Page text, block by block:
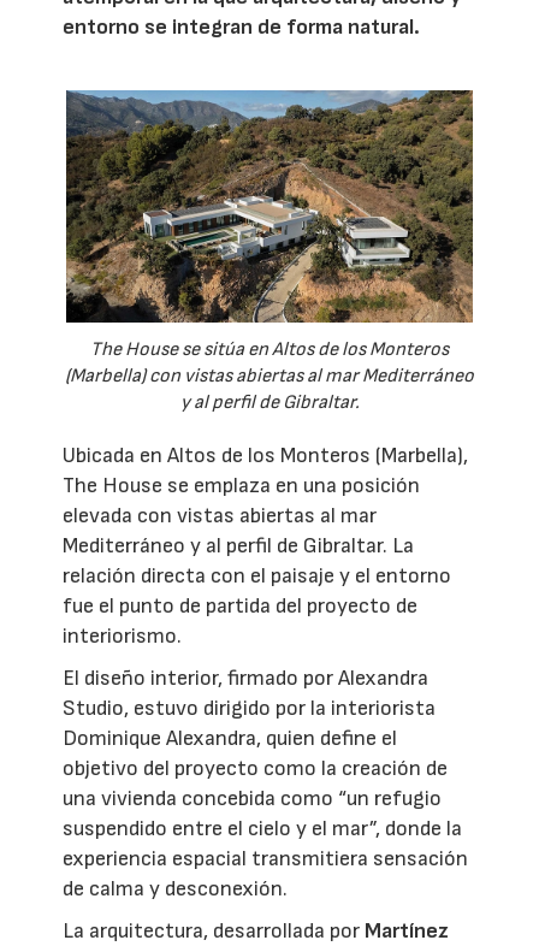
entorno se integran de forma natural.
The House se sitúa en Altos de los Monteros
(Marbella) con vistas abiertas al mar Mediterráneo
y al perfil de Gibraltar.
Ubicada en Altos de los Monteros (Marbella),
The House se emplaza en una posición
elevada con vistas abiertas al mar
Mediterráneo y al perfil de Gibraltar. La
relación directa con el paisaje y el entorno
fue el punto de partida del proyecto de
interiorismo.
El diseño interior, firmado por Alexandra
Studio, estuvo dirigido por la interiorista
Dominique Alexandra, quien define el
objetivo del proyecto como la creación de
una vivienda concebida como “un refugio
suspendido entre el cielo y el mar”, donde la
experiencia espacial transmitiera sensación
de calma y desconexión.
La arquitectura, desarrollada por Martínez